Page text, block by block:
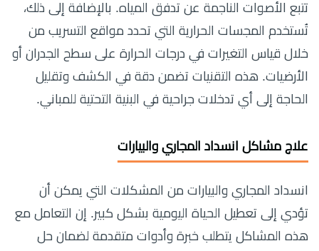
تتبع الأصوات الناجمة عن تدفق المياه. بالإضافة إلى ذلك،
تُستخدم المجسات الحرارية التي تحدد مواقع التسريب من
خلال قياس التغيرات في درجات الحرارة على سطح الجدران أو
الأرضيات. هذه التقنيات تضمن دقة في الكشف وتقليل
الحاجة إلى أي تدخلات جراحية في البنية التحتية للمباني.
علاج مشاكل انسداد المجاري والبيارات
انسداد المجاري والبيارات من المشكلات التي يمكن أن
تؤدي إلى تعطيل الحياة اليومية بشكل كبير. إن التعامل مع
هذه المشاكل يتطلب خبرة وأدوات متقدمة لضمان حل